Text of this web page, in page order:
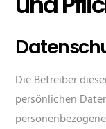
Die Betreiber
persönlichen